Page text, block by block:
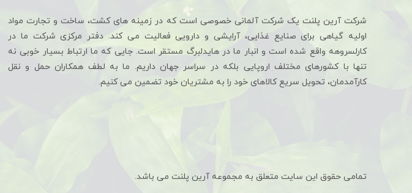
شرکت آرین پلنت یک شرکت آلمانی خصوصی است که در زمینه های کشت، ساخت و تجارت مواد
اولیه گیاهی برای صنایع غذایی، آرایشی و دارویی فعالیت می کند. دفتر مرکزی شرکت ما در
کارلسروهه واقع شده است و انبار ما در هایدلبرگ مستقر است. جایی که ما ارتباط بسیار خوبی نه
تنها با کشورهای مختلف اروپایی بلکه در سراسر جهان داریم. ما به لطف همکاران حمل و نقل
کارآمدمان، تحویل سریع کالاهای خود را به مشتریان خود تضمین می کنیم.
تمامی حقوق این سایت متعلق به مجموعه آرین پلنت می باشد.